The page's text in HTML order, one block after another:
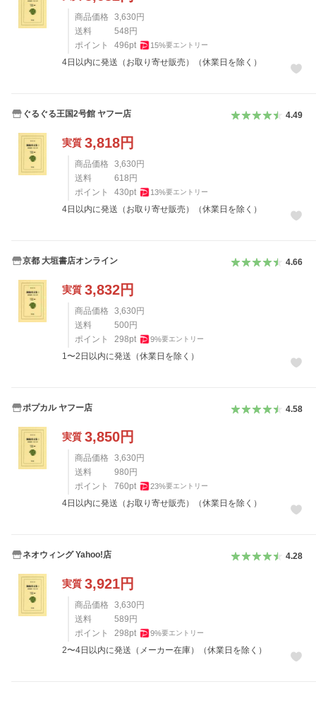
商品価格 3,630 円
送料
548 円
ポイント
496pt 15%要エントリー
4日以内に発送（お取り寄せ販売）（休業日を除く）
ぐるぐる王国2号館 ヤフー店 4.49
実質 3,818円
商品価格 3,630 円
送料
618 円
ポイント
430pt 13%要エントリー
4日以内に発送（お取り寄せ販売）（休業日を除く）
京都 大垣書店オンライン 4.66
実質 3,832円
商品価格 3,630 円
送料
500 円
ポイント
298pt 9%要エントリー
1〜2日以内に発送（休業日を除く）
ポプカル ヤフー店 4.58
実質 3,850円
商品価格 3,630 円
送料
980 円
ポイント
760pt 23%要エントリー
4日以内に発送（お取り寄せ販売）（休業日を除く）
ネオウィング Yahoo!店 4.28
実質 3,921円
商品価格 3,630 円
送料
589 円
ポイント
298pt 9%要エントリー
2〜4日以内に発送（メーカー在庫）（休業日を除く）